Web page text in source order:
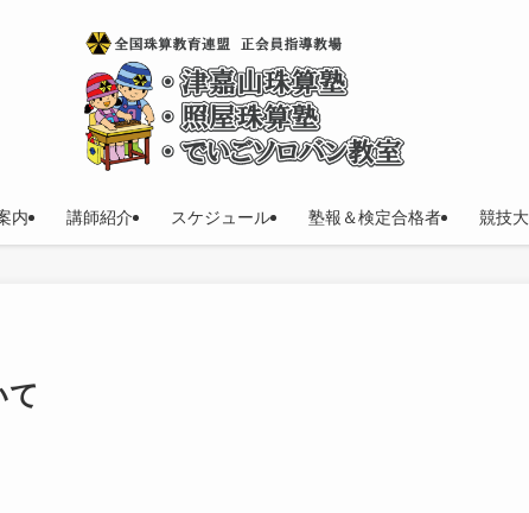
内 講師紹介 スケジュール 塾報＆検定合格者 競技
て